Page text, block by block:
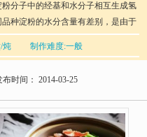
分子中的经基和水分子相互生成氢
种淀粉的水分含量有差别，是由于
结合和与水分子结合的程度不同的
子的经基自行结合的程度较马铃薯
，则淀粉的水分含量较低。
炖
制作难度:一般
博
时间： 2014-03-25